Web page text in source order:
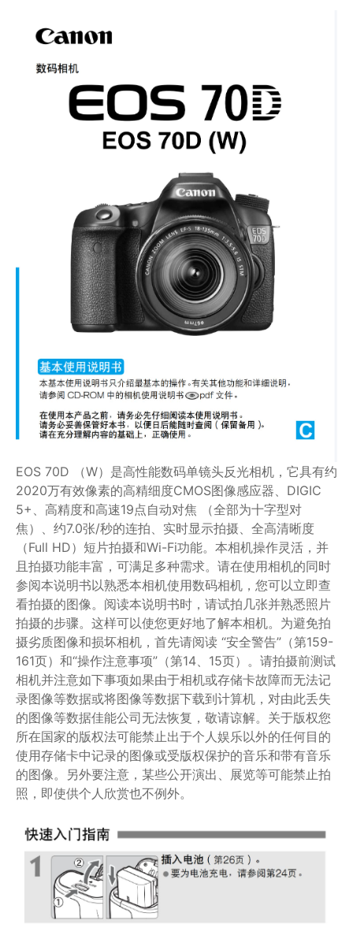
EOS 70D （W）是高性能数码单镜头反光相机，它具有约
2020万有效像素的高精细度CMOS图像感应器、DIGIC
5+、高精度和高速19点自动对焦 （全部为十字型对
焦）、约7.0张/秒的连拍、实时显示拍摄、全高清晰度
（Full HD）短片拍摄和Wi-Fi功能。本相机操作灵活，并
且拍摄功能丰富，可满足多种需求。请在使用相机的同时
参阅本说明书以熟悉本相机使用数码相机，您可以立即查
看拍摄的图像。阅读本说明书时，请试拍几张并熟悉照片
拍摄的步骤。这样可以使您更好地了解本相机。为避免拍
摄劣质图像和损坏相机，首先请阅读 “安全警告”（第159-
161页）和“操作注意事项”（第14、15页）。请拍摄前测试
相机并注意如下事项如果由于相机或存储卡故障而无法记
录图像等数据或将图像等数据下载到计算机，对由此丢失
的图像等数据佳能公司无法恢复，敬请谅解。关于版权您
所在国家的版权法可能禁止出于个人娱乐以外的任何目的
使用存储卡中记录的图像或受版权保护的音乐和带有音乐
的图像。另外要注意，某些公开演出、展览等可能禁止拍
照，即使供个人欣赏也不例外。